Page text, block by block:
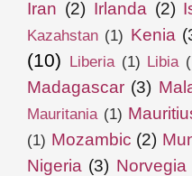
Iran (2) Irlanda (2)
Kazahstan (1) Kenia
(10) Liberia (1) Libia
Madagascar (3)
Mauritania (1)
(1) Mozambic (2)
Nigeria (3) Norvegia